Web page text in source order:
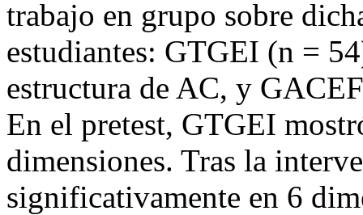
trabajo en grupo sobre
estudiantes: GTGEI (n =
estructura de AC, y
En el pretest, GTGEI
dimensiones. Tras la
significativamente en 6